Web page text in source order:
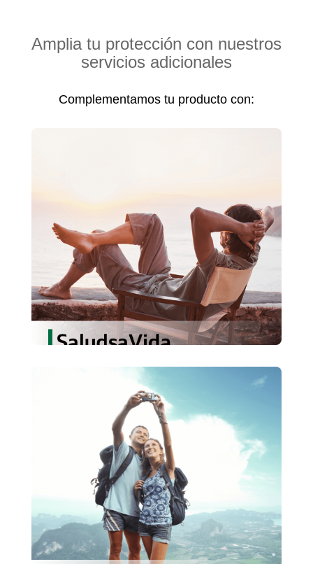
Amplia tu protección con nuestros
servicios adicionales
Complementamos tu producto con:
Saludsa Vida
Un respaldo permanente para tus seres
queridos, sin importar el imprevisto.
Conoce más
SaludsaTravel
Te acompañamos a ti y a tus seres
querido
en tus viajes, ya incluido en el Plan
Privilegio 8D.
Conoce más